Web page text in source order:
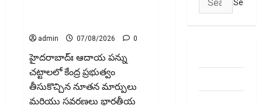
What
New
Say
admin 07/08/2026 0
హైద‌రాబాద్ః ఆదాయ పన్ను
చట్టాలలో కేంద్ర ప్రభుత్వం
తీసుకొచ్చిన నూతన మార్పులు
మరియు సవరణలు భారతీయ
for: